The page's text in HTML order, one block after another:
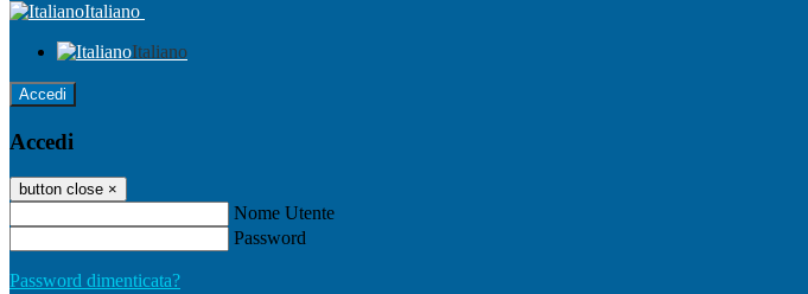
Italiano
Italiano
Accedi
Accedi
button close ×
Nome Utente
Password
Password dimenticata?